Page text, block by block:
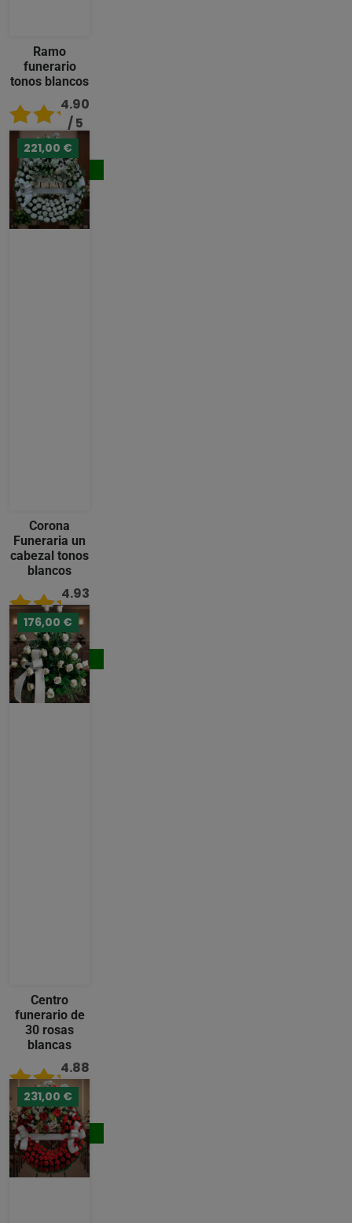
Ramo
funerario
tonos blancos
4.90
/ 5
92,00 €
Comprar
221,00 €
Corona
Funeraria un
cabezal tonos
blancos
4.93
/ 5
221,00 €
Comprar
176,00 €
Centro
funerario de
30 rosas
blancas
4.88
/ 5
176,00 €
Comprar
231,00 €